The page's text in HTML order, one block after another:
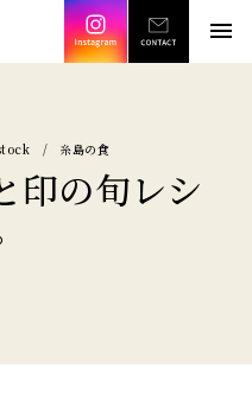
JA糸島 糸島農業協同組合
Instagram
menu
/ 糸島の食
印の旬レシ